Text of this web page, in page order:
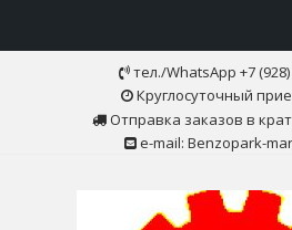
тел./WhatsApp +7 (928)
Круглосуточный
Отправка заказов в
e-mail: Benzopark-